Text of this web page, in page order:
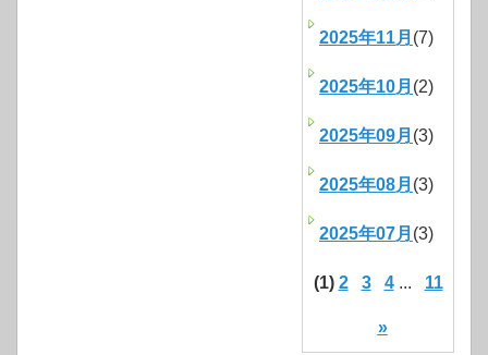
2025年11月 (7)
2025年10月 (2)
2025年09月 (3)
2025年08月 (3)
2025年07月 (3)
(1) 2 3 4... 11
»